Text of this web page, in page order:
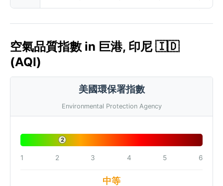
空氣品質指數 in 巨港, 印尼 🇮🇩
(AQI)
美國環保署指數
Environmental Protection Agency
2
1 2 3 4 5 6
中等